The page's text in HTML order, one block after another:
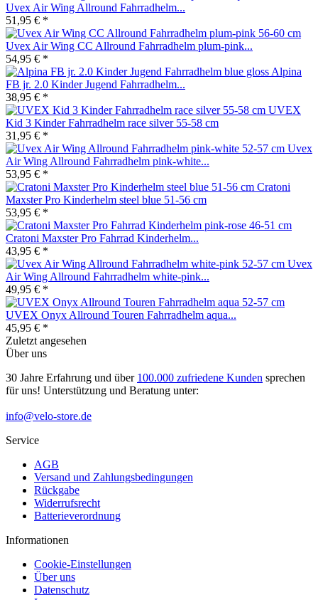
Uvex Air Wing Allround Fahrradhelm...
51,95 € *
Uvex Air Wing CC Allround Fahrradhelm plum-pink...
54,95 € *
Alpina
FB jr. 2.0 Kinder Jugend Fahrradhelm...
38,95 € *
UVEX
Kid 3 Kinder Fahrradhelm race silver 55-58 cm
31,95 € *
Uvex
Air Wing Allround Fahrradhelm pink-white...
53,95 € *
Cratoni
Maxster Pro Kinderhelm steel blue 51-56 cm
53,95 € *
Cratoni Maxster Pro Fahrrad Kinderhelm...
43,95 € *
Uvex
Air Wing Allround Fahrradhelm white-pink...
49,95 € *
UVEX Onyx Allround Touren Fahrradhelm aqua...
45,95 € *
Zuletzt angesehen
Über uns
30 Jahre Erfahrung und über 100.000 zufriedene Kunden sprechen
für uns! Unterstützung und Beratung unter:
info@velo-store.de
Service
AGB
Versand und Zahlungsbedingungen
Rückgabe
Widerrufsrecht
Batterieverordnung
Informationen
Cookie-Einstellungen
Über uns
Datenschutz